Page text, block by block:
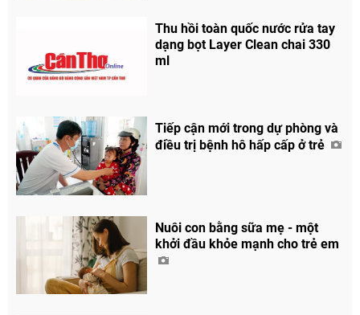
Thu hồi toàn quốc nước rửa tay
dạng bọt Layer Clean chai 330
ml
Tiếp cận mới trong dự phòng và
điều trị bệnh hô hấp cấp ở trẻ
Nuôi con bằng sữa mẹ - một
khởi đầu khỏe mạnh cho trẻ em